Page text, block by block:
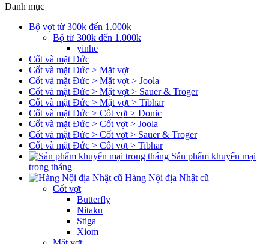
Danh mục
Bộ vợt từ 300k đến 1.000k
Bộ từ 300k đến 1.000k
yinhe
Cốt và mặt Đức
Cốt và mặt Đức > Mặt vợt
Cốt và mặt Đức > Mặt vợt > Joola
Cốt và mặt Đức > Mặt vợt > Sauer & Troger
Cốt và mặt Đức > Mặt vợt > Tibhar
Cốt và mặt Đức > Cốt vợt > Donic
Cốt và mặt Đức > Cốt vợt > Joola
Cốt và mặt Đức > Cốt vợt > Sauer & Troger
Cốt và mặt Đức > Cốt vợt > Tibhar
Sản phẩm khuyến mại
trong tháng
Hàng Nội địa Nhật cũ
Cốt vợt
Butterfly
Nitaku
Stiga
Xiom